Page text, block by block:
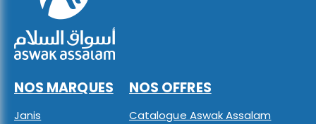
NOS MARQUES
Janis
NOS OFFRES
Catalogue Aswak Assalam